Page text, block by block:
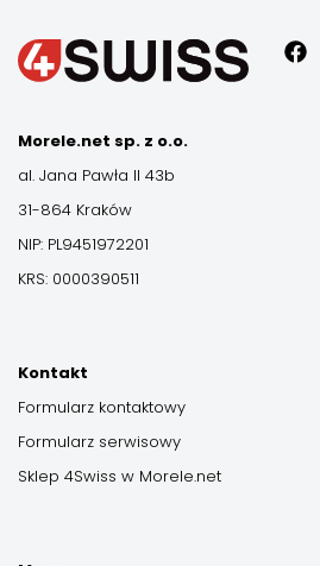
Morele.net sp. z o.o.
al. Jana Pawła II 43b
31-864 Kraków
NIP: PL9451972201
KRS: 0000390511
Kontakt
Formularz kontaktowy
Formularz serwisowy
Sklep 4Swiss w Morele.net